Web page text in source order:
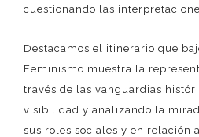
cuestionando las
Destacamos el itinerario que
Feminismo muestra la
través de las vanguardias
visibilidad y analizando la
sus roles sociales y en relación